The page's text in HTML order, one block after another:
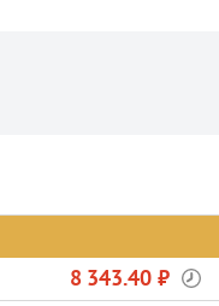
8 343.40 ₽